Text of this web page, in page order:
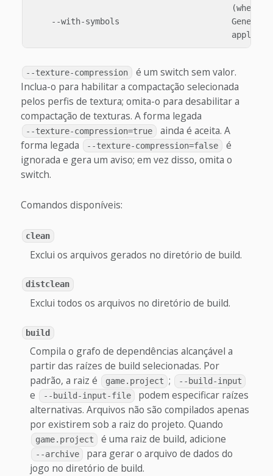
(when
--with-symbols
--texture-compression
é um switch sem valor.
Inclua-o para habilitar a compactação selecionada
pelos perfis de textura; omita-o para desabilitar a
compactação de texturas. A forma legada
--texture-compression=true
ainda é aceita. A
forma legada
--texture-compression=false
é
ignorada e gera um aviso; em vez disso, omita o
switch.
Comandos disponíveis:
clean
Exclui os arquivos gerados no diretório de build.
distclean
Exclui todos os arquivos no diretório de build.
build
Compila o grafo de dependências alcançável a
partir das raízes de build selecionadas. Por
padrão, a raiz é
game.project ; --build-input
e --build-input-file
podem especificar raízes
alternativas. Arquivos não são compilados apenas
por existirem sob a raiz do projeto. Quando
game.project é uma raiz de build, adicione
--archive
para gerar o arquivo de dados do
jogo no diretório de build.